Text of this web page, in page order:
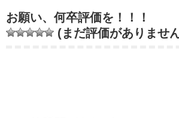
お願い、何卒評価を！！！
(まだ評価がありませ